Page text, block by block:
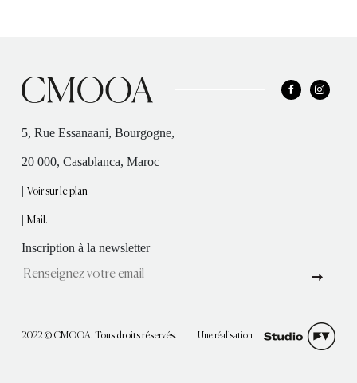
5, Rue Essanaani, Bourgogne,
20 000, Casablanca, Maroc
|Voir sur le plan
|Mail.
Inscription à la newsletter
2022 © CMOOA. Tous droits réservés. Une réalisation